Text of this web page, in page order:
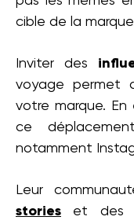
cible de la
Inviter des
voyage permet
votre marque.
ce
notamment
Leur
stories et des